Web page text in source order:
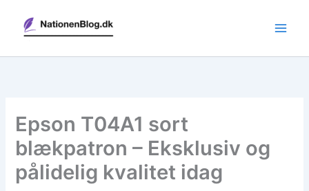
indholdet
Epson T04A1 sort
blækpatron – Eksklusiv og
pålidelig kvalitet idag